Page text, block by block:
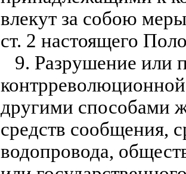
влекут за собою
ст. 2 настоящего
9. Разрушение или
другими способами
средств сообщения,
водопровода,